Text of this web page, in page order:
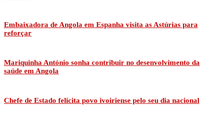
Embaixadora de Angola em Espanha visita as Astúrias para
reforçar
Mariquinha António sonha contribuir no desenvolvimento da
saúde em Angola
Chefe de Estado felicita povo ivoiriense pelo seu dia nacional